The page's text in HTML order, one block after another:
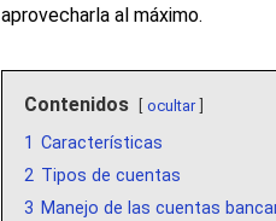
aprovecharla al máximo.
Contenidos ocultar
1 Características
2 Tipos de cuentas
3 Manejo de las cuentas